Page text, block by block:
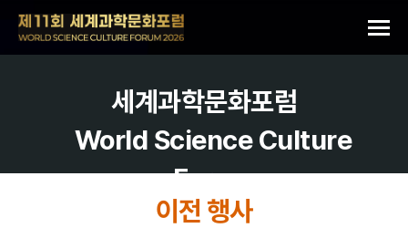
세계과학문화포럼
World Science Culture
Forum
이전 행사